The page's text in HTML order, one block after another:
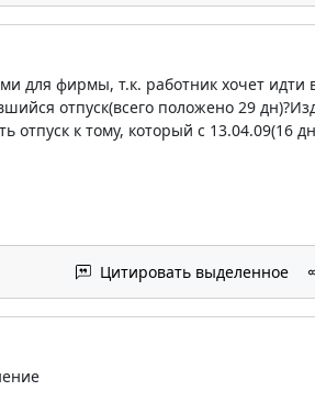
для фирмы, т.к. работник хочет идти
отпуск(всего положено 29
к тому, который с 13.04.09(16
Цитировать выделенное